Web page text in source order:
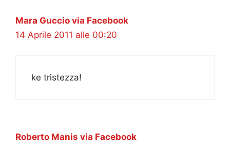
Mara Guccio via Facebook
14 Aprile 2011 alle 00:20
ke tristezza!
Roberto Manis via Facebook